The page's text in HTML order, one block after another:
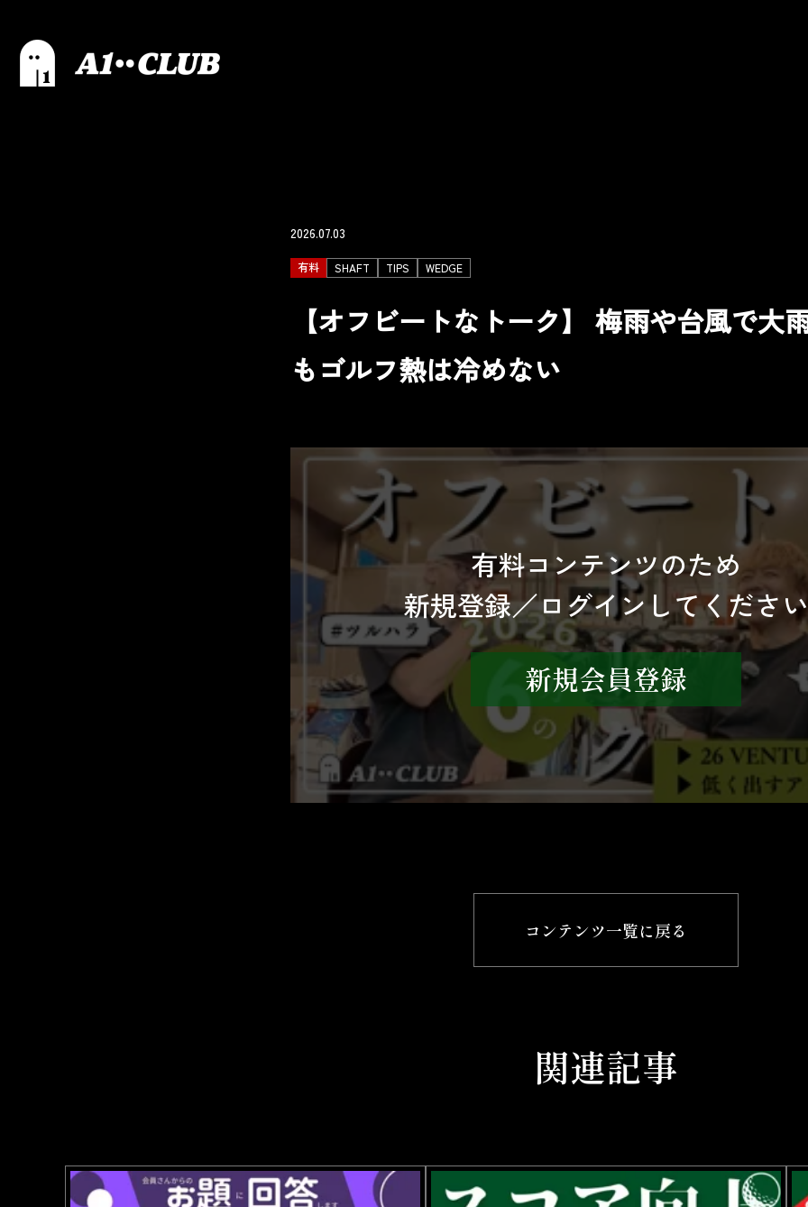
2026.07.03
有料 SHAFT TIPS WEDGE
【オフビートなトーク】 梅雨や台風で大
もゴルフ熱は冷めない
有料コンテンツのため
新規登録／ログインしてください
新規会員登録
コンテンツ一覧に戻る
関連記事